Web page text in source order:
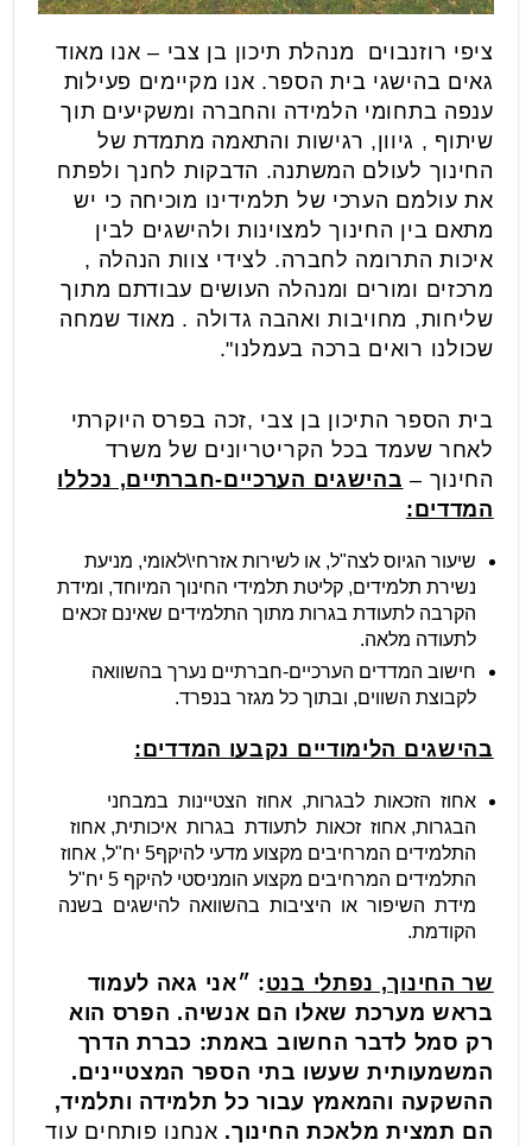
ציפי רוזנבוים מנהלת תיכון בן צבי – אנו מאוד
גאים בהישגי בית הספר. אנו מקיימים פעילות
ענפה בתחומי הלמידה והחברה ומשקיעים תוך
שיתוף , גיוון, רגישות והתאמה מתמדת של
החינוך לעולם המשתנה. הדבקות לחנך ולפתח
את עולמם הערכי של תלמידינו מוכיחה כי יש
מתאם בין החינוך למצוינות ולהישגים לבין
איכות התרומה לחברה. לצידי צוות הנהלה ,
מרכזים ומורים ומנהלה העושים עבודתם מתוך
שליחות, מחויבות ואהבה גדולה . מאוד שמחה
שכולנו רואים ברכה בעמלנו".
בית הספר התיכון בן צבי ,זכה בפרס היוקרתי
לאחר שעמד בכל הקריטריונים של משרד
החינוך – בהישגים הערכיים-חברתיים, נכללו
המדדים:
שיעור הגיוס לצה"ל, או לשירות אזרחי\לאומי, מניעת
נשירת תלמידים, קליטת תלמידי החינוך המיוחד, ומידת
הקרבה לתעודת בגרות מתוך התלמידים שאינם זכאים
לתעודה מלאה.
חישוב המדדים הערכיים-חברתיים נערך בהשוואה
לקבוצת השווים, ובתוך כל מגזר בנפרד.
בהישגים הלימודיים נקבעו המדדים:
אחוז הזכאות לבגרות, אחוז הצטיינות במבחני
הבגרות, אחוז זכאות לתעודת בגרות איכותית, אחוז
התלמידים המרחיבים מקצוע מדעי להיקף5 יח"ל, אחוז
התלמידים המרחיבים מקצוע הומניסטי להיקף 5 יח"ל
מידת השיפור או היציבות בהשוואה להישגים בשנה
הקודמת.
שר החינוך, נפתלי בנט: ״אני גאה לעמוד
בראש מערכת שאלו הם אנשיה. הפרס הוא
רק סמל לדבר החשוב באמת: כברת הדרך
המשמעותית שעשו בתי הספר המצטיינים.
ההשקעה והמאמץ עבור כל תלמידה ותלמיד,
הם תמצית מלאכת החינוך. אנחנו פותחים עוד